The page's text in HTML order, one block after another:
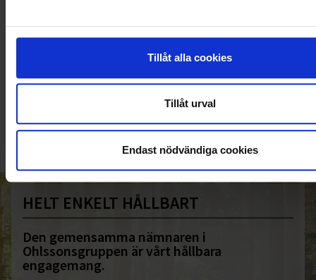
Tillåt alla cookies
Tillåt urval
Endast nödvändiga cookies
HELT ENKELT HÅLLBART
Den gemensamma nämnaren i
Ohlssonsgruppen är vårt hållbara
engagemang.